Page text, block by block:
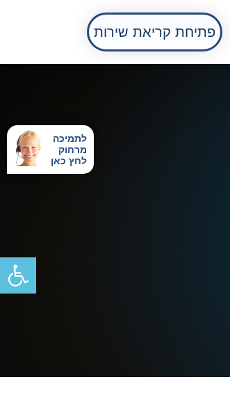
פתיחת קריאת שירות
לתמיכה
מרחוק
לחץ כאן